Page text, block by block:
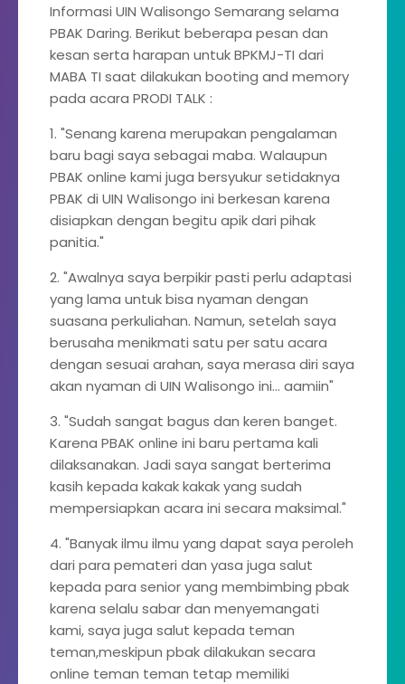
Informasi UIN Walisongo Semarang selama
PBAK Daring. Berikut beberapa pesan dan
kesan serta harapan untuk BPKMJ-TI dari
MABA TI saat dilakukan booting and memory
pada acara PRODI TALK :
1. "Senang karena merupakan pengalaman
baru bagi saya sebagai maba. Walaupun
PBAK online kami juga bersyukur setidaknya
PBAK di UIN Walisongo ini berkesan karena
disiapkan dengan begitu apik dari pihak
panitia."
2. "Awalnya saya berpikir pasti perlu adaptasi
yang lama untuk bisa nyaman dengan
suasana perkuliahan. Namun, setelah saya
berusaha menikmati satu per satu acara
dengan sesuai arahan, saya merasa diri saya
akan nyaman di UIN Walisongo ini... aamiin"
3. "Sudah sangat bagus dan keren banget.
Karena PBAK online ini baru pertama kali
dilaksanakan. Jadi saya sangat berterima
kasih kepada kakak kakak yang sudah
mempersiapkan acara ini secara maksimal."
4. "Banyak ilmu ilmu yang dapat saya peroleh
dari para pemateri dan yasa juga salut
kepada para senior yang membimbing pbak
karena selalu sabar dan menyemangati
kami, saya juga salut kepada teman
teman,meskipun pbak dilakukan secara
online teman teman tetap memiliki